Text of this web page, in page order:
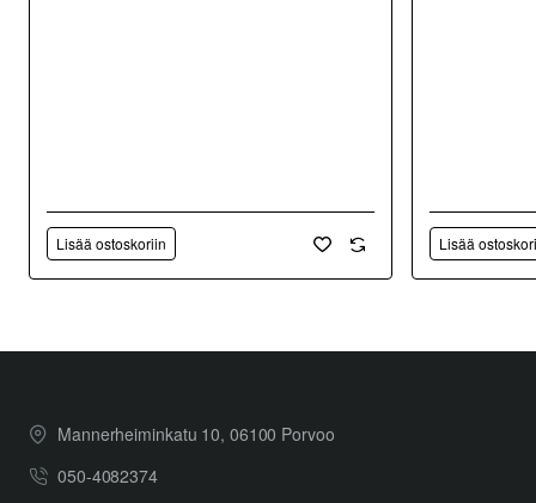
Lisää ostoskoriin Lisää
Mannerheiminkatu 10, 06100 Porvoo
050-4082374